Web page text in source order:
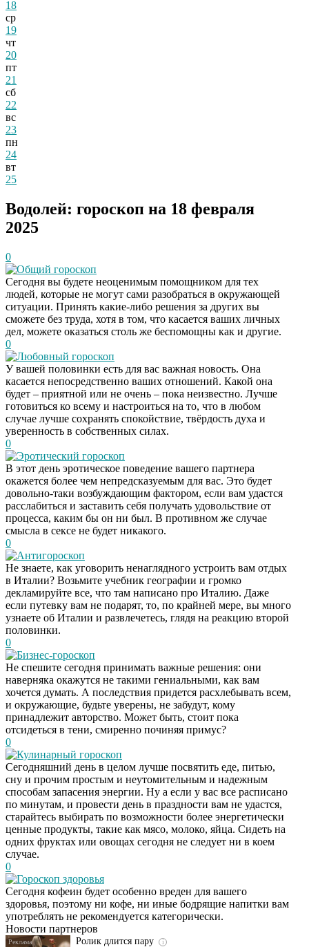
18
ср
19
чт
20
пт
21
сб
22
вс
23
пн
24
вт
25
Водолей: гороскоп на 18 февраля
2025
0
Общий гороскоп
Сегодня вы будете неоценимым помощником для тех
людей, которые не могут сами разобраться в окружающей
ситуации. Принять какие-либо решения за других вы
сможете без труда, хотя в том, что касается ваших личных
дел, можете оказаться столь же беспомощны как и другие.
0
Любовный гороскоп
У вашей половинки есть для вас важная новость. Она
касается непосредственно ваших отношений. Какой она
будет – приятной или не очень – пока неизвестно. Лучше
готовиться ко всему и настроиться на то, что в любом
случае лучше сохранять спокойствие, твёрдость духа и
уверенность в собственных силах.
0
Эротический гороскоп
В этот день эротическое поведение вашего партнера
окажется более чем непредсказуемым для вас. Это будет
довольно-таки возбуждающим фактором, если вам удастся
расслабиться и заставить себя получать удовольствие от
процесса, каким бы он ни был. В противном же случае
смысла в сексе не будет никакого.
0
Антигороскоп
Не знаете, как уговорить ненаглядного устроить вам отдых
в Италии? Возьмите учебник географии и громко
декламируйте все, что там написано про Италию. Даже
если путевку вам не подарят, то, по крайней мере, вы много
узнаете об Италии и развлечетесь, глядя на реакцию второй
половинки.
0
Бизнес-гороскоп
Не спешите сегодня принимать важные решения: они
наверняка окажутся не такими гениальными, как вам
хочется думать. А последствия придется расхлебывать всем,
и окружающие, будьте уверены, не забудут, кому
принадлежит авторство. Может быть, стоит пока
отсидеться в тени, смиренно починяя примус?
0
Кулинарный гороскоп
Сегодняшний день в целом лучше посвятить еде, питью,
сну и прочим простым и неутомительным и надежным
способам запасения энергии. Ну а если у вас все расписано
по минутам, и провести день в праздности вам не удастся,
старайтесь выбирать по возможности более энергетически
ценные продукты, такие как мясо, молоко, яйца. Сидеть на
одних фруктах или овощах сегодня не следует ни в коем
случае.
0
Гороскоп здоровья
Сегодня кофеин будет особенно вреден для вашего
здоровья, поэтому ни кофе, ни иные бодрящие напитки вам
употреблять не рекомендуется категорически.
Новости партнеров
оставит вас без слов!
Пересмотрела 10 раз
i
Ролик длится пару